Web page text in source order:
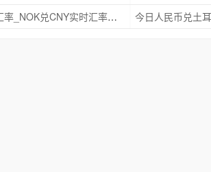
今日人民币兑挪威克朗实时汇率_NOK兑CNY实时汇率查询 2025年09月21日